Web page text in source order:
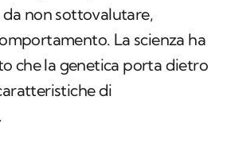
non sottovalutare,
La scienza ha
che la genetica porta dietro
di